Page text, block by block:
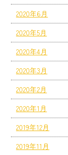
2020年6月
2020年5月
2020年4月
2020年3月
2020年2月
2020年1月
2019年12月
2019年11月